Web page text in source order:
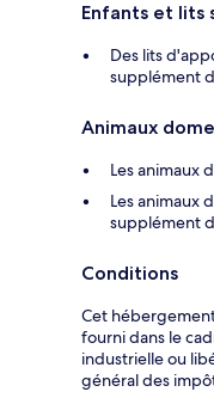
Enfants et lits
Des lits
supplément
Animaux
Les animaux
Les animaux
supplément
Conditions
Cet
fourni dans le
industrielle ou
général des